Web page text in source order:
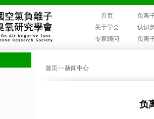
首页
负离
关于学会
认识
专家顾问
负离
首页>>新闻中心
负